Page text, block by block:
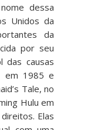
dessa
Unidos da
da
por seu
das causas
em 1985 e
Tale, no
Hulu em
Elas